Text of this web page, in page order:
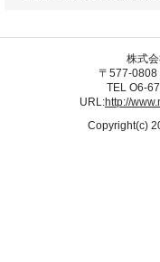
株式
〒577-0808
TEL O6-
URL:http://
Copyright(c)